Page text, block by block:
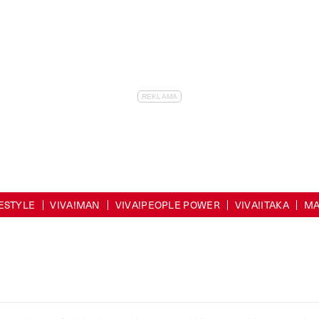
VIVA!MAN VIVA!PEOPLE POWER VIVA!ITAKA